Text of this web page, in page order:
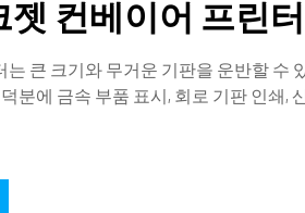
컨베이어 프린터
큰 크기와 무거운 기판을 운반할 수
분에 금속 부품 표시, 회로 기판 인쇄,